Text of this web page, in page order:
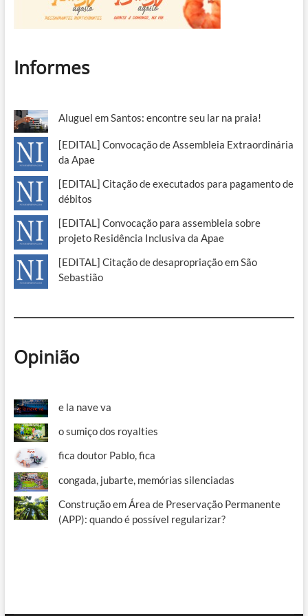
Informes
Aluguel em Santos: encontre seu lar na praia!
[EDITAL] Convocação de Assembleia Extraordinária
da Apae
[EDITAL] Citação de executados para pagamento de
débitos
[EDITAL] Convocação para assembleia sobre
projeto Residência Inclusiva da Apae
[EDITAL] Citação de desapropriação em São
Sebastião
Opinião
e la nave va
o sumiço dos royalties
fica doutor Pablo, fica
congada, jubarte, memórias silenciadas
Construção em Área de Preservação Permanente
(APP): quando é possível regularizar?